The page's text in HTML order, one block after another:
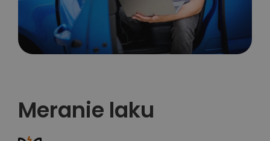
Meranie laku